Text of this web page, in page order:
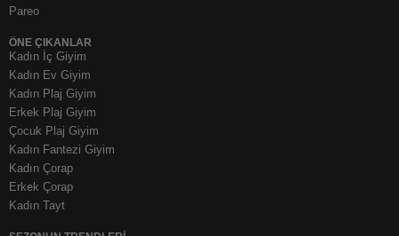
Pareo
ÖNE ÇIKANLAR
Kadın İç Giyim
Kadın Ev Giyim
Kadın Plaj Giyim
Erkek Plaj Giyim
Çocuk Plaj Giyim
Kadın Fantezi Giyim
Kadın Çorap
Erkek Çorap
Kadın Tayt